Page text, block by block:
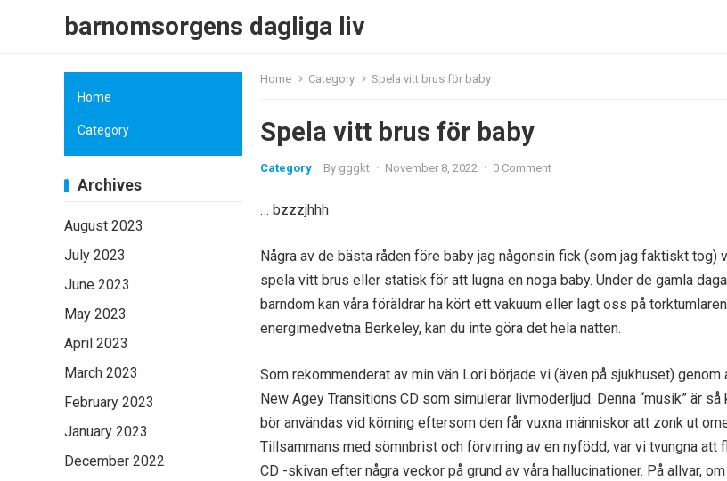
barnomsorgens dagliga liv
Home Category Spela vitt brus för baby
Spela vitt brus för baby
Category By gggkt · November 8, 2022 · 0 Comment
… bzzzjhhh
Några av de bästa råden före baby jag någonsin fick (som jag faktiskt tog)
spela vitt brus eller statisk för att lugna en noga baby. Under de gamla
barndom kan våra föräldrar ha kört ett vakuum eller lagt oss på
energimedvetna Berkeley, kan du inte göra det hela natten.
Som rekommenderat av min vän Lori började vi (även på sjukhuset) genom
New Agey Transitions CD som simulerar livmoderljud. Denna “musik” är
bör användas vid körning eftersom den får vuxna människor att zonk ut
Tillsammans med sömnbrist och förvirring av en nyfödd, var vi tvungna att
CD -skivan efter några veckor på grund av våra hallucinationer. På allvar,
Home
Category
Archives
August 2023
July 2023
June 2023
May 2023
April 2023
March 2023
February 2023
January 2023
December 2022